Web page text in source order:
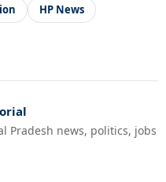
HP News
Pradesh news, politics, jobs